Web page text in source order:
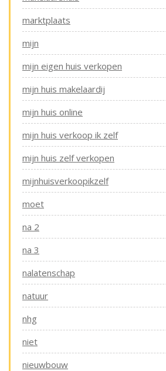
marktplaats
mijn
mijn eigen huis verkopen
mijn huis makelaardij
mijn huis online
mijn huis verkoop ik zelf
mijn huis zelf verkopen
mijnhuisverkoopikzelf
moet
na 2
na 3
nalatenschap
natuur
nhg
niet
nieuwbouw